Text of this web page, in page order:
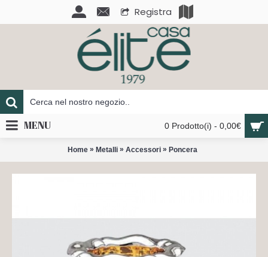
Registra
0 Prodotto(i) - 0,00€
MENU
Home » Metalli » Accessori » Poncera